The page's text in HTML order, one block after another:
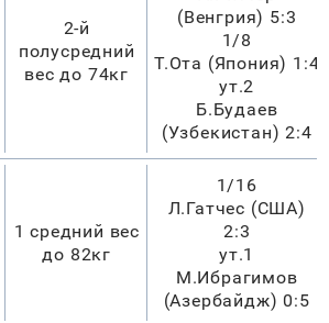
2-й
полусредний
вес до 74кг
(Венгрия) 5:3
1/8
Т.Ота (Япония) 1:4
ут.2
Б.Будаев
(Узбекистан) 2:4
1 средний вес
до 82кг
1/16
Л.Гатчес (США)
2:3
ут.1
М.Ибрагимов
(Азербайдж) 0:5